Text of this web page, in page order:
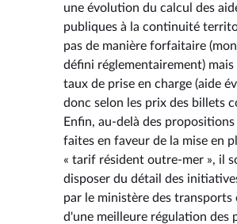
une évolution du calcul des
publiques à la continuité
pas de manière forfaitaire
défini réglementairement) mais
taux de prise en charge (aide
donc selon les prix des billets
Enfin, au-delà des propositions
faites en faveur de la mise en
« tarif résident outre-mer », il
disposer du détail des
par le ministère des transports
d'une meilleure régulation des